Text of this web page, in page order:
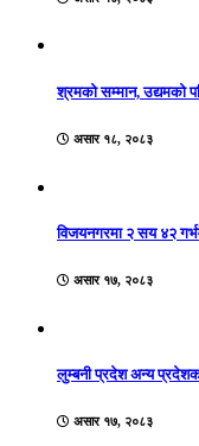
श्रमको सम्मान, उद्यमको
असार १८, २०८३
विजयनगरमा २ सय ४२
असार १७, २०८३
लुम्बनी प्रदेश अन्य
असार १७, २०८३